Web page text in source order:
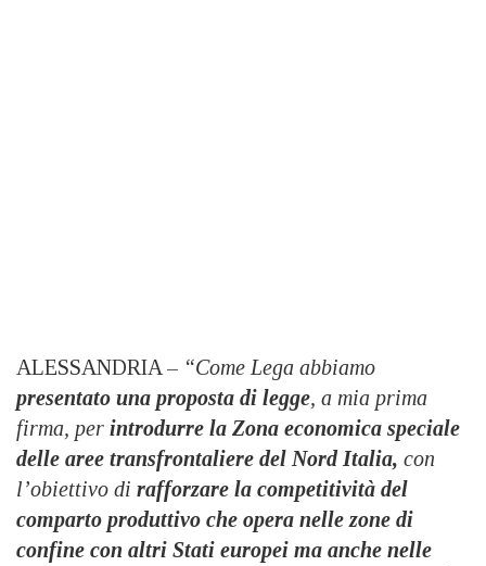
ALESSANDRIA – “Come Lega abbiamo
presentato una proposta di legge, a mia prima
firma, per introdurre la Zona economica speciale
delle aree transfrontaliere del Nord Italia, con
l’obiettivo di rafforzare la competitività del
comparto produttivo che opera nelle zone di
confine con altri Stati europei ma anche nelle